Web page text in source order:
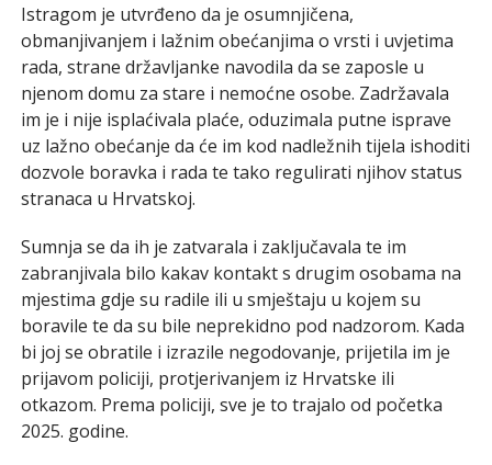
Istragom je utvrđeno da je osumnjičena,
obmanjivanjem i lažnim obećanjima o vrsti i uvjetima
rada, strane državljanke navodila da se zaposle u
njenom domu za stare i nemoćne osobe. Zadržavala
im je i nije isplaćivala plaće, oduzimala putne isprave
uz lažno obećanje da će im kod nadležnih tijela ishoditi
dozvole boravka i rada te tako regulirati njihov status
stranaca u Hrvatskoj.
Sumnja se da ih je zatvarala i zaključavala te im
zabranjivala bilo kakav kontakt s drugim osobama na
mjestima gdje su radile ili u smještaju u kojem su
boravile te da su bile neprekidno pod nadzorom. Kada
bi joj se obratile i izrazile negodovanje, prijetila im je
prijavom policiji, protjerivanjem iz Hrvatske ili
otkazom. Prema policiji, sve je to trajalo od početka
2025. godine.